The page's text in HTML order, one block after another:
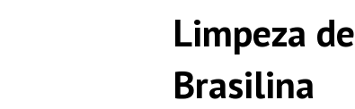
Limpeza
Brasilina